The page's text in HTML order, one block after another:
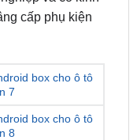
box cho ô tô
8
box cho ô tô
9